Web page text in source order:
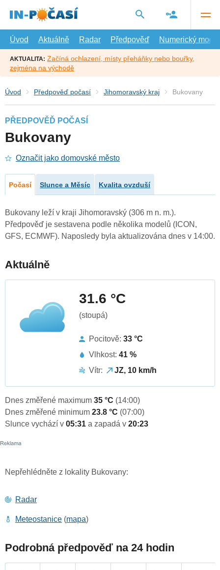
hlavní
Úvod
Aktuálně Radar Předpověď Numerický model
AKTUALITA: Začíná ochlazení, místy přeháňky nebo bouřky,
zejména na východě
Úvod Předpověď počasí Jihomoravský kraj Bukovany
PŘEDPOVĚĎ POČASÍ
Bukovany
Označit jako domovské město
Počasí Slunce a Měsíc Kvalita ovzduší
Bukovany leží v kraji Jihomoravský (306 m n. m.).
Předpověď je sestavena podle několika modelů (ICON,
GFS, ECMWF). Naposledy byla aktualizována dnes v 14:00.
Aktuálně
31.6 °C
(stoupá)
Pocitově: 33 °C
Vlhkost: 41 %
Vítr:
JZ, 10 km/h
Dnes změřené maximum 35 °C (14:00)
Dnes změřené minimum 23.8 °C (07:00)
Slunce vychází v 05:31 a zapadá v 20:23
Nepřehlédněte z lokality Bukovany:
Radar
Meteostanice (mapa)
Podrobná předpověď na 24 hodin